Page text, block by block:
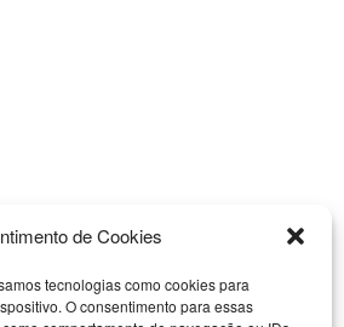
de Cookies
tecnologias como cookies para
O consentimento para essas